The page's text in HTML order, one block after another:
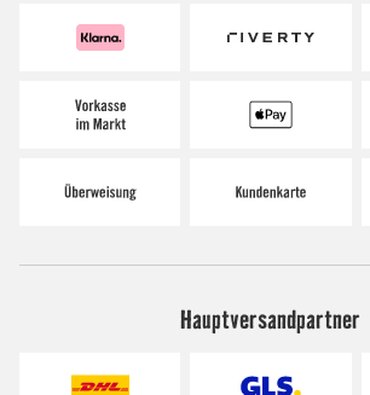
Hauptversandpartner